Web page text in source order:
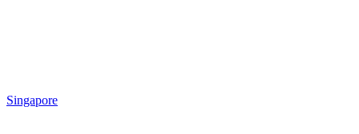
Singapore